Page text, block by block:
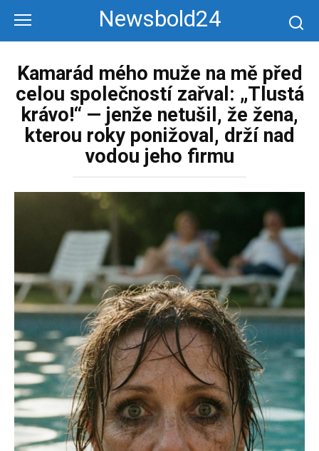
контенту
Newsbold24
Kamarád mého muže na mě před
celou společností zařval: „Tlustá
krávo!“ — jenže netušil, že žena,
kterou roky ponižoval, drží nad
vodou jeho firmu